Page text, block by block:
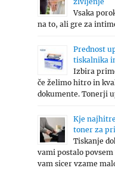
Vsaka
na to, ali gre za
Prednost
tiskalnika
Izbira
če želimo hitro in
dokumente. Tonerji
Kje
toner za
Tiskanje
vami postalo
vam sicer vzame